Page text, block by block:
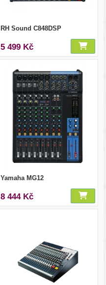
RH Sound C848DSP
5 499 Kč
Yamaha MG12
8 444 Kč